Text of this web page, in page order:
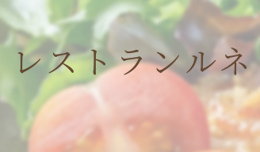
レストランル